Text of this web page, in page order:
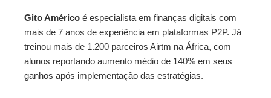
Gito Américo é especialista em finanças digitais com
mais de 7 anos de experiência em plataformas P2P. Já
treinou mais de 1.200 parceiros Airtm na África, com
alunos reportando aumento médio de 140% em seus
ganhos após implementação das estratégias.